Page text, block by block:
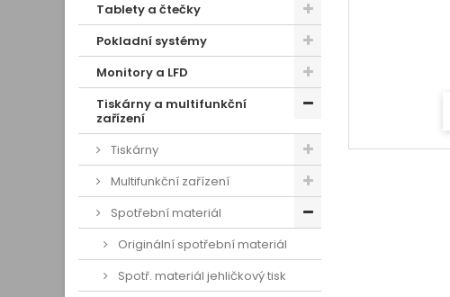
Tablety a čtečky
Pokladní systémy
Monitory a LFD
Tiskárny a multifunkční
zařízení
Tiskárny
Multifunkční zařízení
Spotřební materiál
Originální spotřební materiál
Spotř. materiál jehličkový tisk